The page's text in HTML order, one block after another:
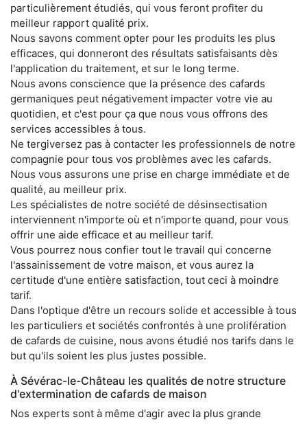
particulièrement étudiés, qui vous feront profiter du
meilleur rapport qualité prix.
Nous savons comment opter pour les produits les plus
efficaces, qui donneront des résultats satisfaisants dès
l'application du traitement, et sur le long terme.
Nous avons conscience que la présence des cafards
germaniques peut négativement impacter votre vie au
quotidien, et c'est pour ça que nous vous offrons des
services accessibles à tous.
Ne tergiversez pas à contacter les professionnels de notre
compagnie pour tous vos problèmes avec les cafards.
Nous vous assurons une prise en charge immédiate et de
qualité, au meilleur prix.
Les spécialistes de notre société de désinsectisation
interviennent n'importe où et n'importe quand, pour vous
offrir une aide efficace et au meilleur tarif.
Vous pourrez nous confier tout le travail qui concerne
l'assainissement de votre maison, et vous aurez la
certitude d'une entière satisfaction, tout ceci à moindre
tarif.
Dans l'optique d'être un recours solide et accessible à tous
les particuliers et sociétés confrontés à une prolifération
de cafards de cuisine, nous avons étudié nos tarifs dans le
but qu'ils soient les plus justes possible.
À Sévérac-le-Château les qualités de notre structure
d'extermination de cafards de maison
Nos experts sont à même d'agir avec la plus grande